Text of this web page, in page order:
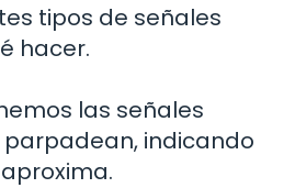
tipos de señales
hacer.
las señales
parpadean, indicando